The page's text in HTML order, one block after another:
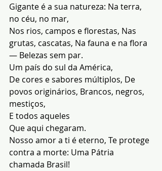
Gigante é a sua natureza: Na terra,
no céu, no mar,
Nos rios, campos e florestas, Nas
grutas, cascatas, Na fauna e na flora
— Belezas sem par.
Um país do sul da América,
De cores e sabores múltiplos, De
povos originários, Brancos, negros,
mestiços,
E todos aqueles
Que aqui chegaram.
Nosso amor a ti é eterno, Te protege
contra a morte: Uma Pátria
chamada Brasil!